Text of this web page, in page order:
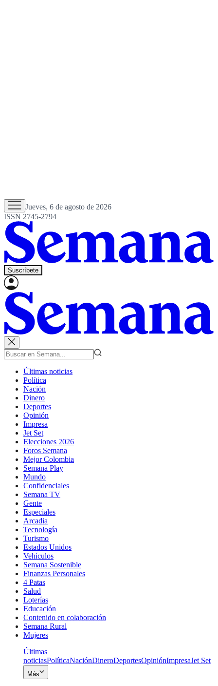
Jueves, 6 de agosto de 2026
ISSN 2745-2794
Suscríbete
Últimas noticias
Política
Nación
Dinero
Deportes
Opinión
Impresa
Jet Set
Elecciones 2026
Foros Semana
Mejor Colombia
Semana Play
Mundo
Confidenciales
Semana TV
Gente
Especiales
Arcadia
Tecnología
Turismo
Estados Unidos
Vehículos
Semana Sostenible
Finanzas Personales
4 Patas
Salud
Loterías
Educación
Contenido en colaboración
Semana Rural
Mujeres
Últimas
noticiasPolíticaNaciónDineroDeportesOpiniónImpresaJet Set
Más